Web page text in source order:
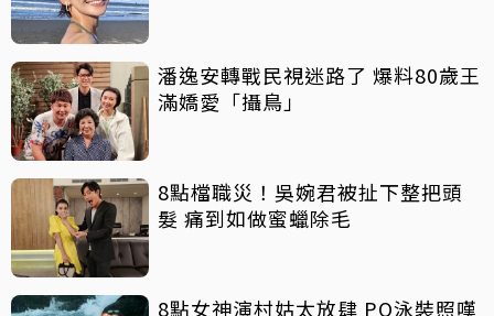
潘逸安轉戰民視迷路了 爆料80歲王
滿嬌愛「攝鳥」
8點檔職災！吳婉君被扯下整把頭
髮 痛到如做蜜蠟除毛
8點女神演村姑太放肆 PO泳裝照嘆